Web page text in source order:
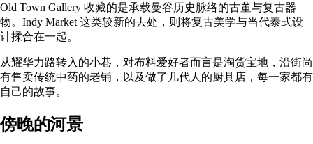
Old Town Gallery 收藏的是承载曼谷历史脉络的古董与复古器
物。Indy Market 这类较新的去处，则将复古美学与当代泰式设
计揉合在一起。
从耀华力路转入的小巷，对布料爱好者而言是淘货宝地，沿街尚
有售卖传统中药的老铺，以及做了几代人的厨具店，每一家都有
自己的故事。
傍晚的河景